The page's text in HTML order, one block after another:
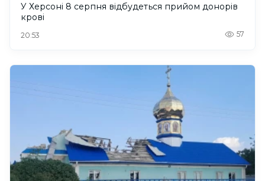
У Херсоні 8 серпня відбудеться прийом донорів
крові
20:53 57